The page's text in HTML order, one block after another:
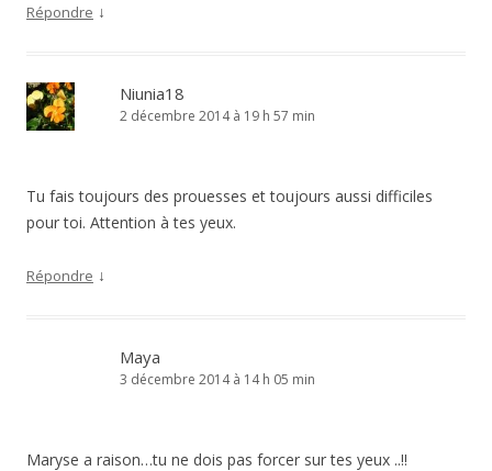
Répondre ↓
Niunia18
2 décembre 2014 à 19 h 57 min
Tu fais toujours des prouesses et toujours aussi difficiles
pour toi. Attention à tes yeux.
Répondre ↓
Maya
3 décembre 2014 à 14 h 05 min
Maryse a raison…tu ne dois pas forcer sur tes yeux ..!!